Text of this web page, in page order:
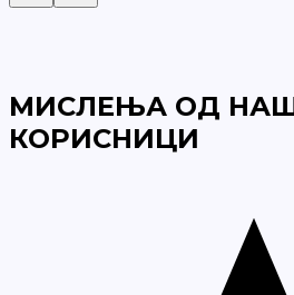
МИСЛЕЊА ОД
КОРИСНИЦИ